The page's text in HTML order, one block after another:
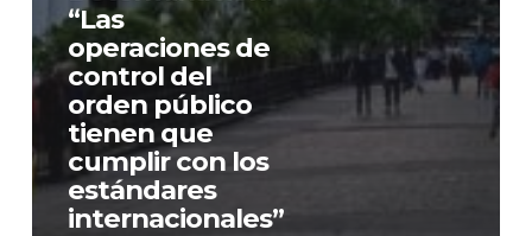
“Las
operaciones de
control del
orden público
tienen que
cumplir con los
estándares
internacionales”